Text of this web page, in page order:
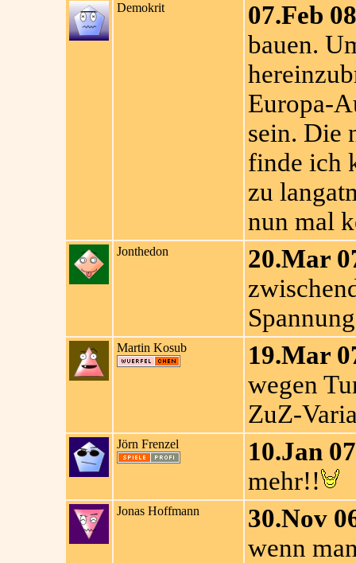
Demokrit
07.Feb
bauen.
Europa-
sein. Die
finde ich
zu
nun mal
Jonthedon
20.Mar
Martin Kosub
19.Mar
wegen
ZuZ-
Jörn Frenzel
10.Jan
mehr!!
Jonas Hoffmann
30.Nov
wenn